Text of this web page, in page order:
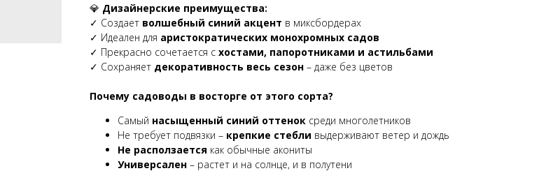
💎 Дизайнерские преимущества:
✓ Создает волшебный синий акцент в миксбордерах
✓ Идеален для аристократических монохромных садов
✓ Прекрасно сочетается с хостами, папоротниками и астильбами
✓ Сохраняет декоративность весь сезон – даже без цветов
Почему садоводы в восторге от этого сорта?
Самый насыщенный синий оттенок среди многолетников
Не требует подвязки – крепкие стебли выдерживают ветер и дождь
Не расползается как обычные акониты
Универсален – растет и на солнце, и в полутени